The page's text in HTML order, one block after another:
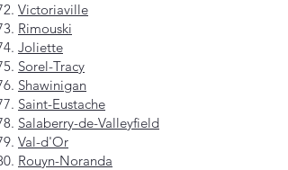
Victoriaville
Rimouski
Joliette
Sorel-Tracy
Shawinigan
Saint-Eustache
Salaberry-de-Valleyfield
Val-d'Or
Rouyn-Noranda